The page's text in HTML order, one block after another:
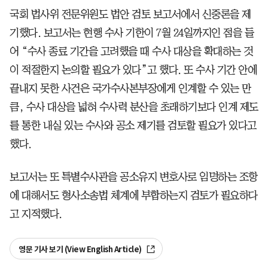
국회 법사위 전문위원도 법안 검토 보고서에서 신중론을 제
기했다. 보고서는 현행 수사 기한이 7월 24일까지인 점을 들
어 “수사 종료 기간을 고려했을 때 수사 대상을 확대하는 것
이 적절한지 논의할 필요가 있다”고 했다. 또 수사 기간 안에
끝내지 못한 사건은 국가수사본부장에게 인계할 수 있는 만
큼, 수사 대상을 넓혀 수사력 분산을 초래하기보다 인계 제도
를 통한 내실 있는 수사와 공소 제기를 검토할 필요가 있다고
했다.
보고서는 또 특별수사관을 공소유지 변호사로 임명하는 조항
에 대해서도 형사소송법 체계에 부합하는지 검토가 필요하다
고 지적했다.
영문 기사 보기 (View English Article)